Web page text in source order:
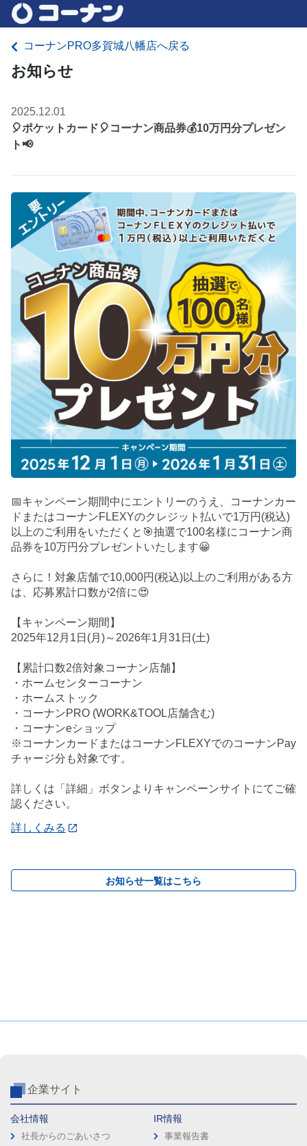
コーナンPRO多賀城八幡店へ戻る
お知らせ
2025.12.01
🎈ポケットカード🎈コーナン商品券💰10万円分プレゼン
ト📢
📅キャンペーン期間中にエントリーのうえ、コーナンカー
ドまたはコーナンFLEXYのクレジット払いで1万円(税込)
以上のご利用をいただくと🎯抽選で100名様にコーナン商
品券を10万円分プレゼントいたします😀
さらに！対象店舗で10,000円(税込)以上のご利用がある方
は、応募累計口数が2倍に😍
【キャンペーン期間】
2025年12月1日(月)～2026年1月31日(土)
【累計口数2倍対象コーナン店舗】
・ホームセンターコーナン
・ホームストック
・コーナンPRO (WORK&TOOL店舗含む)
・コーナンeショップ
※コーナンカードまたはコーナンFLEXYでのコーナンPay
チャージ分も対象です。
詳しくは「詳細」ボタンよりキャンペーンサイトにてご確
認ください。
詳しくみる
お知らせ一覧はこちら
企業サイト
会社情報
社長からのごあいさつ
IR情報
事業報告書